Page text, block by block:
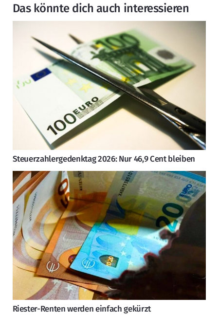
Das könnte dich auch interessieren
Steuerzahlergedenktag 2026: Nur 46,9 Cent bleiben
Riester-Renten werden einfach gekürzt